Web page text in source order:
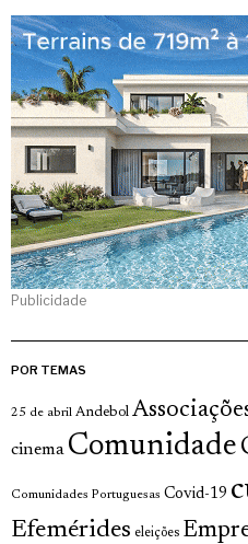
Publicidade
POR TEMAS
25 de abril Andebol
cinema Comunidade
Comunidades Portuguesas Covid-19
Efemérides eleições